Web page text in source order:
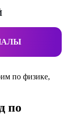
по физике,
по